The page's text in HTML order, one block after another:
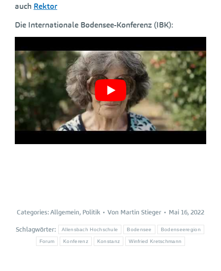
auch Rektor
Die Internationale Bodensee-Konferenz (IBK):
Categories:Allgemein, Politik Von Martin Stieger Mai 16, 2022
Schlagwörter: Allensbach Hochschule Bodensee Bodenseeregion
Forum Konferenz Konstanz Winfried Kretschmann